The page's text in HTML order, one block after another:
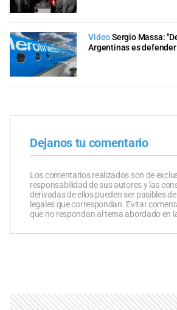
VideoSergio Massa:
Argentinas es
Dejanos tu comentario
Los comentarios realizados son de
responsabilidad de sus autores y las
derivadas de ellos pueden ser pasibles
legales que correspondan. Evitar
que no respondan al tema abordado en